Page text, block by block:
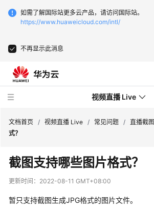
如需了解国际站更多云产品，请访问国际站。
https://www.huaweicloud.com/intl/
不再显示此消息
视频直播 Live
最
新
动
文档首页 / 视频直播 Live / 常见问题 / 直播截图
式？
截图支持哪些图片格式？
更新时间： 2022-08-11 GMT+08:00
暂只支持截图生成JPG格式的图片文件。